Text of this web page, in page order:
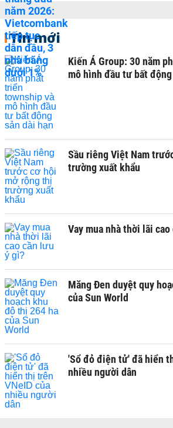
Tin mới
Kiến Á Group: 30 năm
mô hình đầu tư bất
Sầu riêng Việt Nam
trường xuất khẩu
Vay mua nhà thời lãi
Măng Đen duyệt quy
của Sun World
'Sổ đỏ điện tử' đã hiển
nhiều người dân